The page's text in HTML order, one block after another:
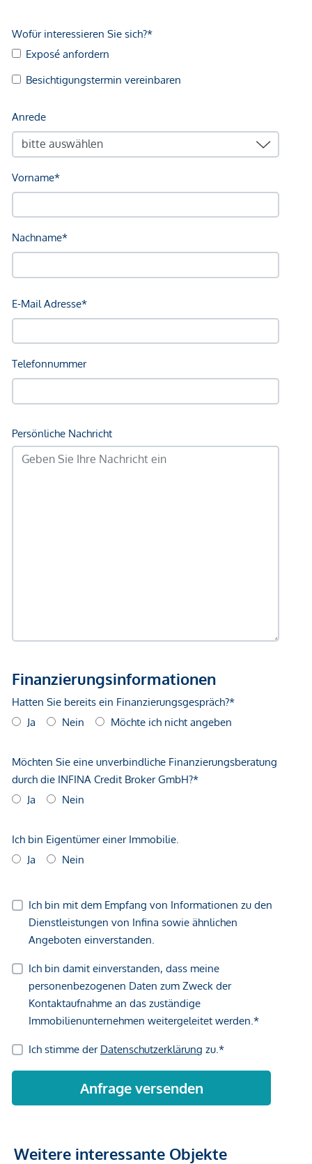
Abschlussfall eine Provision anfällt, die den in der
Immobilienmaklerverordnung BGBI. 262 und 297/1996
festgelegten Sätzen entspricht – das sind 3 % des
Naheverhältnis zum Verkäufer. Bis zum Baustart übernimmt
der Bauträger die Käuferprovision. Die Vertragserrichtung
und Treuhandabwicklung ist gebunden an den
Rechtsanwalt Dr. Arnold Rechtsanwälte / Wipplingerstraße.
Die Kosten betragen 1,8 % des Kaufpreises zzgl. 20% USt.
sowie Barauslagen und Beglaubigung TreuhänderIn Fr. Dr.
Bettina Schober.
Vertragsabschluss resultierende Rechte sind ausschließlich
gegenüber dem anbietenden Immobilienunternehmen
geltend zu machen. Wir weisen Sie darauf hin, dass die
Gewähr erfolgen. Der Vermittler ist als Doppelmakler tätig.
Weitere interessante Objekte